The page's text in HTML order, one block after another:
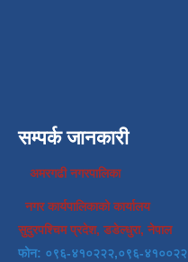
सम्पर्क जानकारी
अमरगढी नगरपालिका
नगर कार्यपालिकाको कार्यालय
सुदुरपश्चिम प्रदेश, डडेल्धुरा, नेपाल
फोन: ०९६-४१०२२२,०९६-४१००२२